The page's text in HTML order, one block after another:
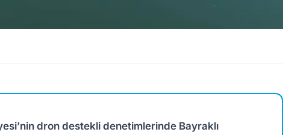
dron destekli denetimlerinde Bayraklı